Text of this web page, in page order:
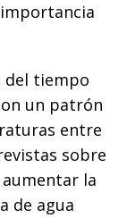
del tiempo
un patrón
entre
sobre
la
de agua